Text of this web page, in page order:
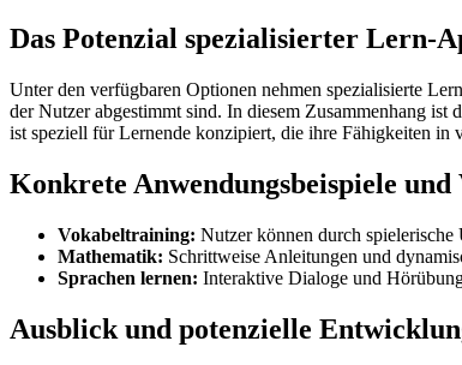
Das Potenzial spezialisierter Lern-
Unter den verfügbaren Optionen nehmen spezialisierte
der Nutzer abgestimmt sind. In diesem Zusammenhang ist
ist speziell für Lernende konzipiert, die ihre Fähigkeiten in
Konkrete Anwendungsbeispiele und
Vokabeltraining: Nutzer können durch
Mathematik: Schrittweise Anleitungen und
Sprachen lernen: Interaktive Dialoge und
Ausblick und potenzielle